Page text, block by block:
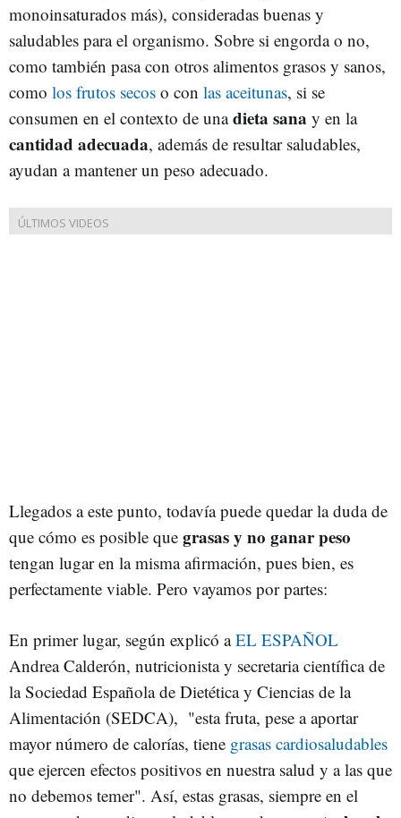
monoinsaturados más), consideradas buenas y
saludables para el organismo. Sobre si engorda o no,
como también pasa con otros alimentos grasos y sanos,
como los frutos secos o con las aceitunas, si se
consumen en el contexto de unadieta sana y en la
cantidad adecuada, además de resultar saludables,
ayudan a mantener un peso adecuado.
Llegados a este punto, todavía puede quedar la duda de
que cómo es posible que grasas y no ganar peso
tengan lugar en la misma afirmación, pues bien, es
perfectamente viable. Pero vayamos por partes:
En primer lugar, según explicó aEL ESPAÑOL
Andrea Calderón, nutricionista y secretaria científica de
la Sociedad Española de Dietética y Ciencias de la
Alimentación (SEDCA), "esta fruta, pese a aportar
mayor número de calorías, tiene grasas cardiosaludables
que ejercen efectos positivos en nuestra salud y a las que
no debemos temer". Así, estas grasas, siempre en el